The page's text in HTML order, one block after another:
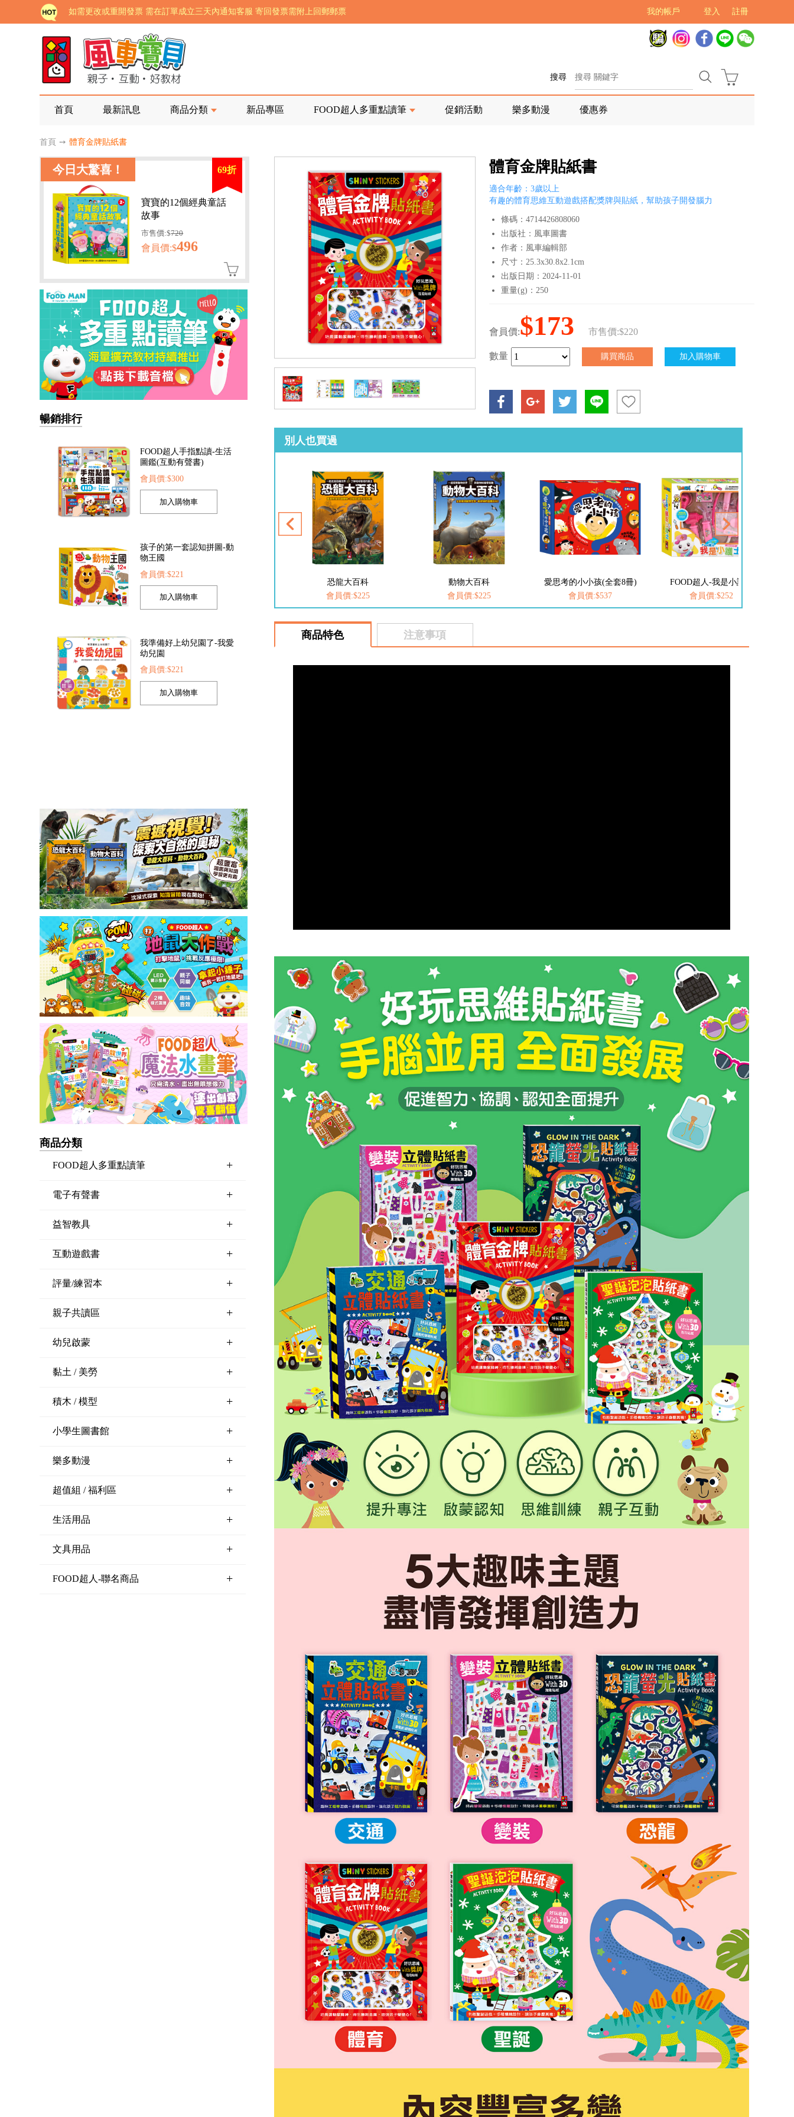
註冊
登入
我的帳戶
老師您好!!幼教會員火熱招募中~
海外購物免煩惱！點我查看『海外購物流程說明』
家長樂了!「風車書版集團暨FOOD超人企業總部」目前正興建中!
批發會員大招募，輕鬆實現財富自由!
如需更改或重開發票 需在訂單成立三天內通知客服 寄回發票需附上回郵郵票
搜尋
首頁 最新訊息 商品分類 新品專區 FOOD超人多重點讀筆 促銷活動 樂多動漫 優惠券
首頁 ➙ 體育金牌貼紙書
今日大驚喜！ 69折
寶寶的12個經典童話
故事
市售價:$720
會員價:$496
暢銷排行
圖鑑(互動有聲書)
物王國
幼兒園
商品分類
FOOD超人多重點讀筆 +
電子有聲書 +
益智教具 +
互動遊戲書 +
評量/練習本 +
親子共讀區 +
幼兒啟蒙 +
黏土 / 美勞 +
積木 / 模型 +
小學生圖書館 +
樂多動漫 +
超值組 / 福利區 +
生活用品 +
文具用品 +
FOOD超人-聯名商品 +
體育金牌貼紙書
適合年齡：3歲以上
有趣的體育思維互動遊戲搭配獎牌與貼紙，幫助孩子開發腦力
條碼：4714426808060
出版社：風車圖書
作者：風車編輯部
尺寸：25.3x30.8x2.1cm
出版日期：2024-11-01
重量(g)：250
會員價:$173 市售價:$220
數量
別人也買過
FOOD超人繽紛泡泡槍
會員價:$205
動物大百科
會員價:$225
愛思考的小小孩(全套8冊)
會員價:$537
FOOD超人-我是小護士
會員價:$252
FOOD超人-我是小醫生
會員價:$252
商品特色 注意事項